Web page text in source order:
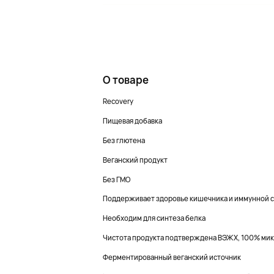
О товаре
Recovery
Пищевая добавка
Без глютена
Веганский продукт
Без ГМО
Поддерживает здоровье кишечника и иммунной
Необходим для синтеза белка
Чистота продукта подтверждена ВЭЖХ, 100%
Ферментированный веганский источник